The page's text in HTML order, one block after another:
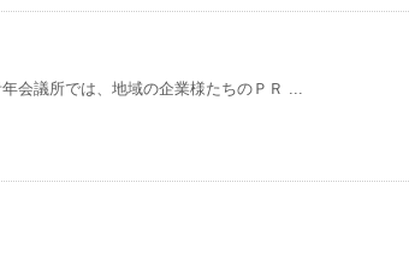
会議所では、地域の企業様たちのＰＲ ...